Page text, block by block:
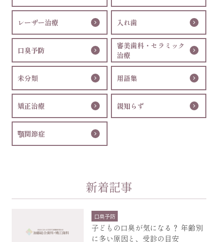
レーザー治療 入れ歯
口臭予防
審美歯科・セラミック
治療
未分類 用語集
矯正治療 親知らず
顎関節症
新着記事
口臭予防
子どもの口臭が気になる？ 年齢別
に多い原因と、受診の目安